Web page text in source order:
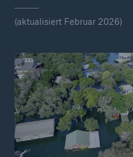
(aktualisiert Februar 2026)